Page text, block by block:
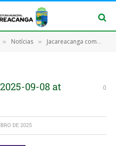
» Notícias » Jacareacanga comemora o 7 de Setembro com grande desfile cívico
09-08 at
0
DE 2025